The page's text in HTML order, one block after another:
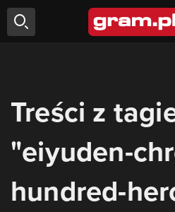
Treści z
"eiyuden-
hundred-